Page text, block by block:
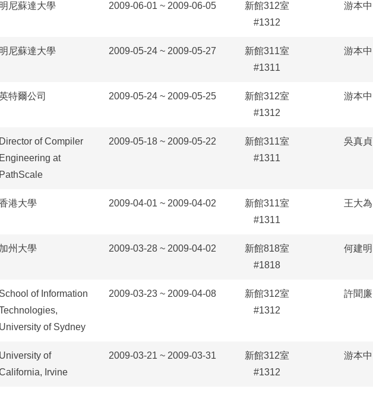
明尼蘇達大學 2009-06-01 ~ 2009-06-05
新館312室
#1312
游本中
明尼蘇達大學 2009-05-24 ~ 2009-05-27
新館311室
#1311
游本中
特爾公司 2009-05-24 ~ 2009-05-25
新館312室
#1312
游本中
Director of Compiler
Engineering at
PathScale
2009-05-18 ~ 2009-05-22
新館311室
#1311
吳真貞
港大學 2009-04-01 ~ 2009-04-02
新館311室
#1311
王大為
加州大學 2009-03-28 ~ 2009-04-02
新館818室
#1818
何建明
School of Information
University of Sydney
2009-03-23 ~ 2009-04-08
新館312室
#1312
許聞廉
University of
Irvine
2009-03-21 ~ 2009-03-31
新館312室
#1312
游本中